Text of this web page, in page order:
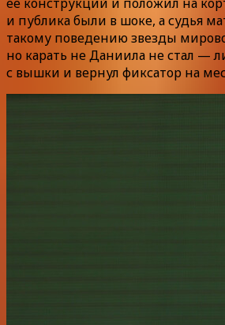
и публика были в шоке, а судья
такому поведению звезды
но карать не Даниила не стал —
с вышки и вернул фиксатор на